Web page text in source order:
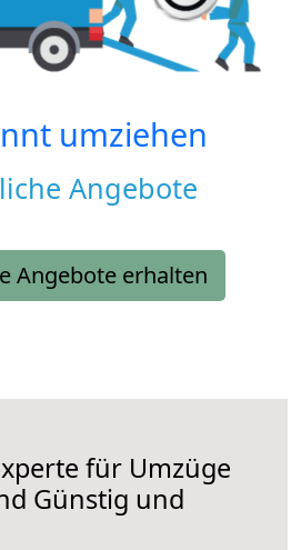
umziehen
Angebote
Angebote erhalten
für Umzüge
Günstig und